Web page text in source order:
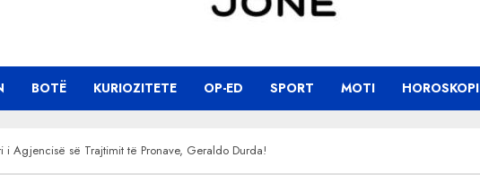
BOTË KURIOZITETE OP-ED SPORT MOTI HOROSKOPI
i Agjencisë së Trajtimit të Pronave, Geraldo Durda!